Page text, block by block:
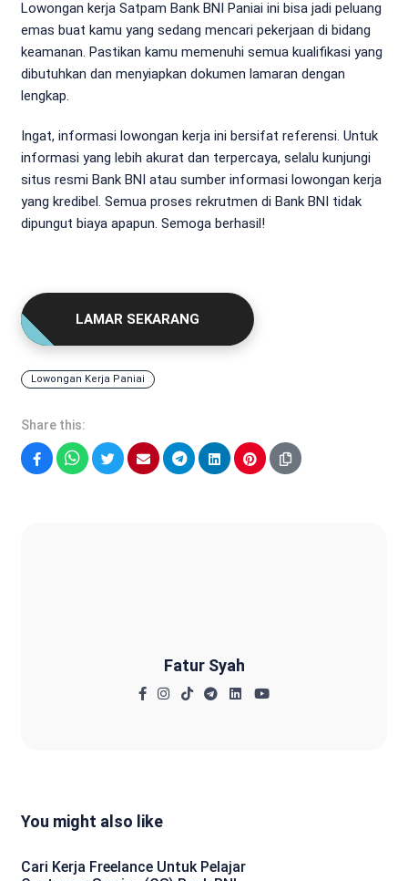
Lowongan kerja Satpam Bank BNI Paniai ini bisa jadi peluang
emas buat kamu yang sedang mencari pekerjaan di bidang
keamanan. Pastikan kamu memenuhi semua kualifikasi yang
dibutuhkan dan menyiapkan dokumen lamaran dengan
lengkap.
Ingat, informasi lowongan kerja ini bersifat referensi. Untuk
informasi yang lebih akurat dan terpercaya, selalu kunjungi
situs resmi Bank BNI atau sumber informasi lowongan kerja
yang kredibel. Semua proses rekrutmen di Bank BNI tidak
dipungut biaya apapun. Semoga berhasil!
LAMAR SEKARANG
Lowongan Kerja Paniai
Share this:
Fatur Syah
You might also like
Cari Kerja Freelance Untuk Pelajar